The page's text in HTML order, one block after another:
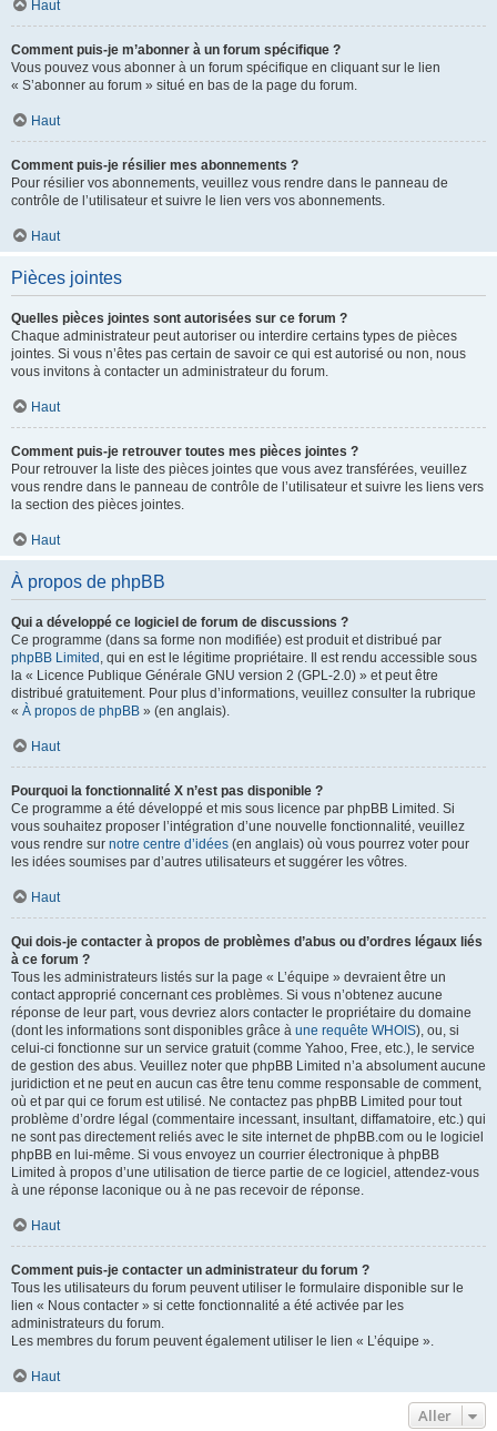
Haut
Comment puis-je m’abonner à un forum spécifique ?
Vous pouvez vous abonner à un forum spécifique en cliquant sur le lien
« S’abonner au forum » situé en bas de la page du forum.
Haut
Comment puis-je résilier mes abonnements ?
Pour résilier vos abonnements, veuillez vous rendre dans le panneau de
contrôle de l’utilisateur et suivre le lien vers vos abonnements.
Haut
Pièces jointes
Quelles pièces jointes sont autorisées sur ce forum ?
Chaque administrateur peut autoriser ou interdire certains types de pièces
jointes. Si vous n’êtes pas certain de savoir ce qui est autorisé ou non, nous
vous invitons à contacter un administrateur du forum.
Haut
Comment puis-je retrouver toutes mes pièces jointes ?
Pour retrouver la liste des pièces jointes que vous avez transférées, veuillez
vous rendre dans le panneau de contrôle de l’utilisateur et suivre les liens vers
la section des pièces jointes.
Haut
À propos de phpBB
Qui a développé ce logiciel de forum de discussions ?
Ce programme (dans sa forme non modifiée) est produit et distribué par
phpBB Limited , qui en est le légitime propriétaire. Il est rendu accessible sous
la « Licence Publique Générale GNU version 2 (GPL-2.0) » et peut être
distribué gratuitement. Pour plus d’informations, veuillez consulter la rubrique
« À propos de phpBB » (en anglais).
Haut
Pourquoi la fonctionnalité X n’est pas disponible ?
Ce programme a été développé et mis sous licence par phpBB Limited. Si
vous souhaitez proposer l’intégration d’une nouvelle fonctionnalité, veuillez
vous rendre sur notre centre d’idées (en anglais) où vous pourrez voter pour
les idées soumises par d’autres utilisateurs et suggérer les vôtres.
Haut
Qui dois-je contacter à propos de problèmes d’abus ou d’ordres légaux liés
à ce forum ?
Tous les administrateurs listés sur la page « L’équipe » devraient être un
contact approprié concernant ces problèmes. Si vous n’obtenez aucune
réponse de leur part, vous devriez alors contacter le propriétaire du domaine
(dont les informations sont disponibles grâce à une requête WHOIS), ou, si
celui-ci fonctionne sur un service gratuit (comme Yahoo, Free, etc.), le service
de gestion des abus. Veuillez noter que phpBB Limited n’a absolument aucune
juridiction et ne peut en aucun cas être tenu comme responsable de comment,
où et par qui ce forum est utilisé. Ne contactez pas phpBB Limited pour tout
problème d’ordre légal (commentaire incessant, insultant, diffamatoire, etc.) qui
ne sont pas directement reliés avec le site internet de phpBB.com ou le logiciel
phpBB en lui-même. Si vous envoyez un courrier électronique à phpBB
Limited à propos d’une utilisation de tierce partie de ce logiciel, attendez-vous
à une réponse laconique ou à ne pas recevoir de réponse.
Haut
Comment puis-je contacter un administrateur du forum ?
Tous les utilisateurs du forum peuvent utiliser le formulaire disponible sur le
lien « Nous contacter » si cette fonctionnalité a été activée par les
administrateurs du forum.
Les membres du forum peuvent également utiliser le lien « L’équipe ».
Haut
Aller